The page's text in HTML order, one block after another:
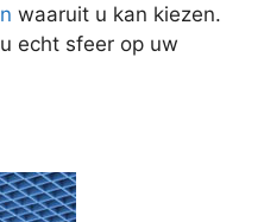
waaruit u kan kiezen.
echt sfeer op uw